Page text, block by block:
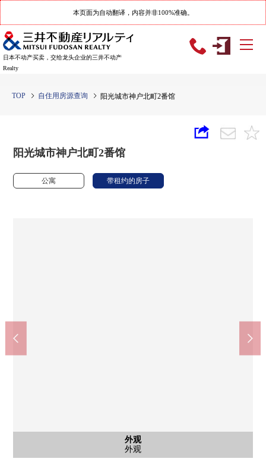
本页面为自动翻译，内容并非100%准确。
日本不动产买卖，交给龙头企业的三井不动产
Realty
TOP 自住用房源查询 阳光城市神户北町2番馆
阳光城市神户北町2番馆
公寓 带租约的房子
外观
外观
入口
入口
其他
名牌
入口
入口
其他当地
前面道路
入口
入口
共有部分
集合信箱
共有部分
电梯
共有部分
智能快递柜
其他
摩托车场地
停车场
停车场
其他
自行车停放处
其他
自行车停放处
其他
摩托车场地
其他
摩托车场地
外观
外观